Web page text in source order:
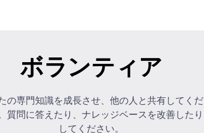
ボランティア
の専門知識を成長させ、他の人と共有してくだ
質問に答えたり、ナレッジベースを改善したり
してください。